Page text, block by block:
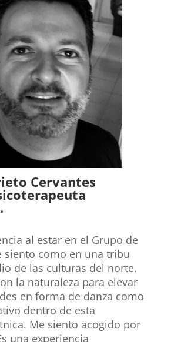
Cervantes
al estar en el Grupo de
siento como en una tribu
de las culturas del norte.
la naturaleza para elevar
en forma de danza como
dentro de esta
Me siento acogido por
una experiencia